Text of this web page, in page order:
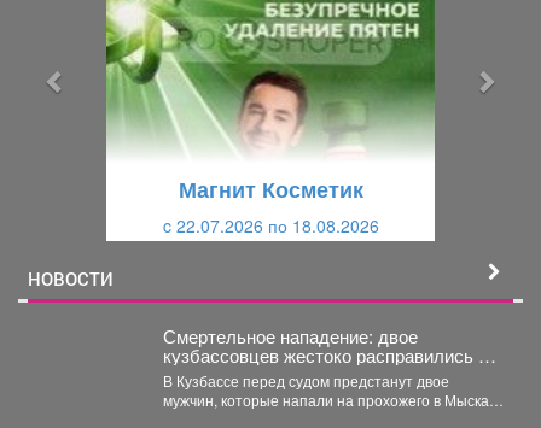
Магнит Косметик
c 22.07.2026 по 18.08.2026
НОВОСТИ
Смертельное нападение: двое
кузбассовцев жестоко расправились с
прохожим
В Кузбассе перед судом предстанут двое
мужчин, которые напали на прохожего в Мысках